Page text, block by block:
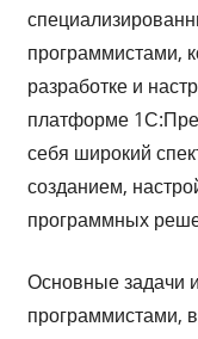
программистами,
разработке и
платформе
себя широкий
созданием,
программных
Основные задачи
программистами,